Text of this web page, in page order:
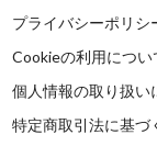
プライバシーポリシ
Cookieの利用につい
個人情報の取り扱い
特定商取引法に基づ